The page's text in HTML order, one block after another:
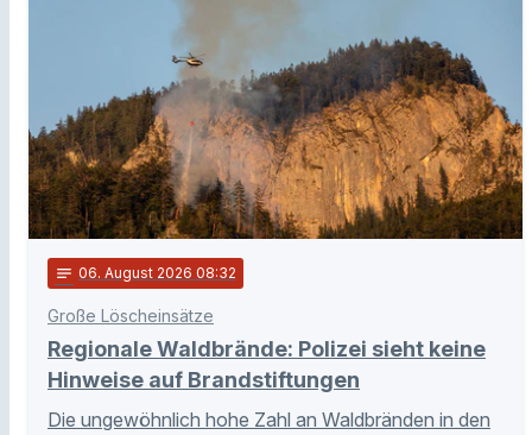
notes 06. August 2026 08:32
Große Löscheinsätze
Regionale Waldbrände: Polizei sieht keine
Hinweise auf Brandstiftungen
Die ungewöhnlich hohe Zahl an Waldbränden in den